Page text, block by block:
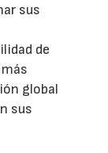
sus
de
global
sus